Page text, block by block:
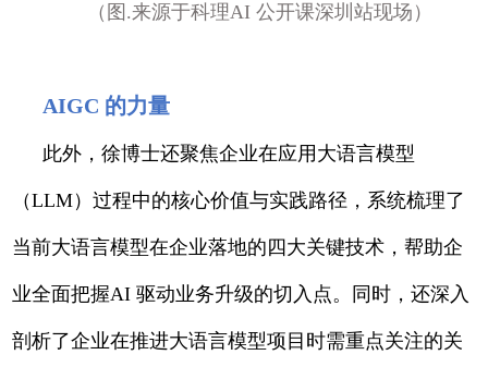
（图.来源于科理AI 公开课深圳站现场）
AIGC 的力量
此外，徐博士还聚焦企业在应用大语言模型
（LLM）过程中的核心价值与实践路径，系统梳理了
当前大语言模型在企业落地的四大关键技术，帮助企
业全面把握AI 驱动业务升级的切入点。同时，还深入
剖析了企业在推进大语言模型项目时需重点关注的关